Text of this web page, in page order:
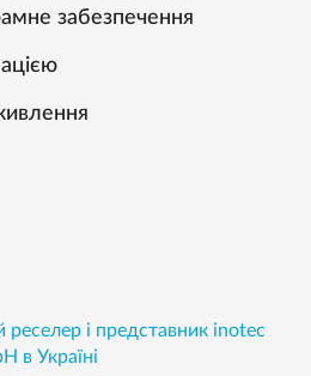
забезпечення
реселер і представник inotec
в Україні